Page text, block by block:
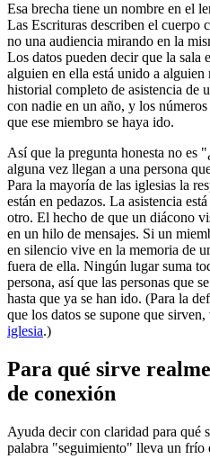
Esa brecha tiene un nombre en el
Las Escrituras describen el cuerpo
no una audiencia mirando en la
Los datos pueden decir que la sala
alguien en ella está unido a
historial completo de asistencia de
con nadie en un año, y los
que ese miembro se haya ido.
Así que la pregunta honesta no es
alguna vez llegan a una persona
Para la mayoría de las iglesias la
están en pedazos. La asistencia
otro. El hecho de que un diácono
en un hilo de mensajes. Si un
en silencio vive en la memoria de
fuera de ella. Ningún lugar suma
persona, así que las personas que
hasta que ya se han ido. (Para la
que los datos se supone que sirven,
iglesia.)
Para qué sirve
de conexión
Ayuda decir con claridad para qué
palabra "seguimiento" lleva un frío